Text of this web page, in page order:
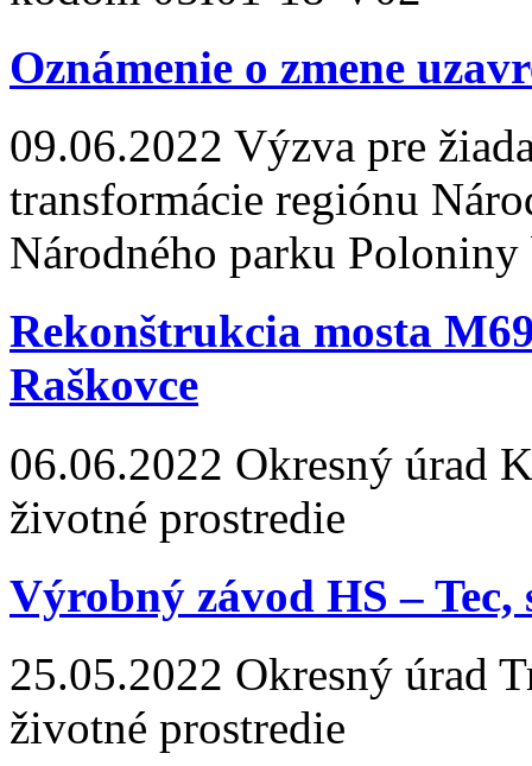
Oznámenie o zmene
09.06.2022 Výzva pre
transformácie regiónu
Národného parku
Rekonštrukcia mosta
Raškovce
06.06.2022 Okresný úrad
životné prostredie
Výrobný závod HS –
25.05.2022 Okresný úrad
životné prostredie